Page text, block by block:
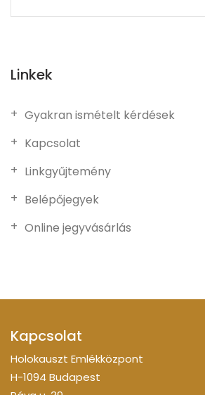
Linkek
Gyakran ismételt kérdések
Kapcsolat
Linkgyűjtemény
Belépőjegyek
Online jegyvásárlás
Kapcsolat
Holokauszt Emlékközpont
H-1094 Budapest